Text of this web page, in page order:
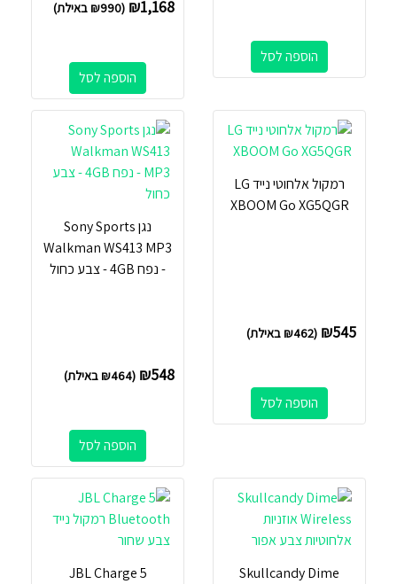
הוספה לסל
₪1,168
(
₪990 באילת)
הוספה לסל
רמקול אלחוטי נייד LG
XBOOM Go XG5QGR
₪545
(
₪462 באילת)
הוספה לסל
נגן Sony Sports
Walkman WS413 MP3
- נפח 4GB - צבע כחול
₪548
(
₪464 באילת)
הוספה לסל
Skullcandy Dime
JBL Charge 5